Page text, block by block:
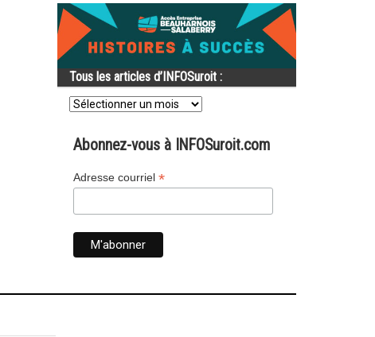
Tous les articles d’INFOSuroit :
Tous
les
d’INFOSuroit
Abonnez-vous à INFOSuroit.com
Adresse courriel *